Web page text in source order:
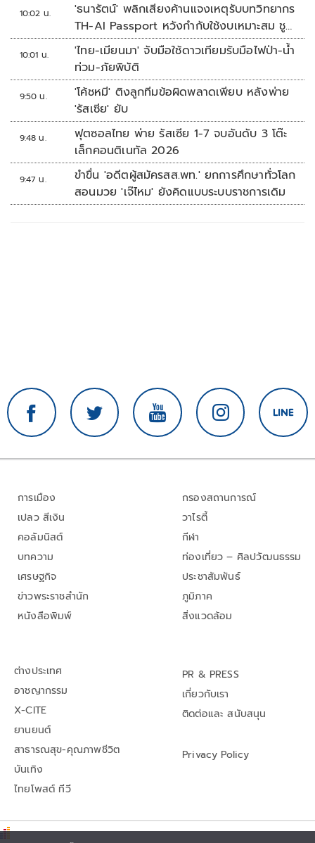
10:02 น.
'ธนารัตน์' พลิกเสียงค้านแจงเหตุรับบทวิทยากร
TH-AI Passport หวังกำกับใช้งบเหมาะสม ชู
จุดเด่นคนไทยได้ใช้ AI ระดับโปร ลดเหลื่อมล้ำ
ทางเทคโนโลยี เซฟงบไปกว่า900ล้าน เชื่อหาก
ใช้เต็มที่เอกชนขาดทุนย่อยยับ
10:01 น.
'ไทย-เมียนมา' จับมือใช้ดาวเทียมรับมือไฟป่า-น้ำ
ท่วม-ภัยพิบัติ
9:50 น.
'โค้ชหมี' ติงลูกทีมข้อผิดพลาดเพียบ หลังพ่าย
'รัสเซีย' ยับ
9:48 น.
ฟุตซอลไทย พ่าย รัสเซีย 1-7 จบอันดับ 3 โต๊ะ
เล็กคอนติเนทัล 2026
9:47 น.
ขำขื่น 'อดีตผู้สมัครสส.พท.' ยกการศึกษาทั่วโลก
สอนมวย 'เจ๊ไหม' ยังคิดแบบระบบราชการเดิม
การเมือง
เปลว สีเงิน
คอลัมนิสต์
บทความ
เศรษฐกิจ
ข่าวพระราชสำนัก
หนังสือพิมพ์
กรองสถานการณ์
วาไรตี้
กีฬา
ท่องเที่ยว – ศิลปวัฒนธรรม
ประชาสัมพันธ์
ภูมิภาค
สิ่งแวดล้อม
ต่างประเทศ
อาชญากรรม
X-CITE
ยานยนต์
สาธารณสุข-คุณภาพชีวิต
บันเทิง
ไทยโพสต์ ทีวี
PR & PRESS
เกี่ยวกับเรา
ติดต่อและ สนับสนุน
Privacy Policy